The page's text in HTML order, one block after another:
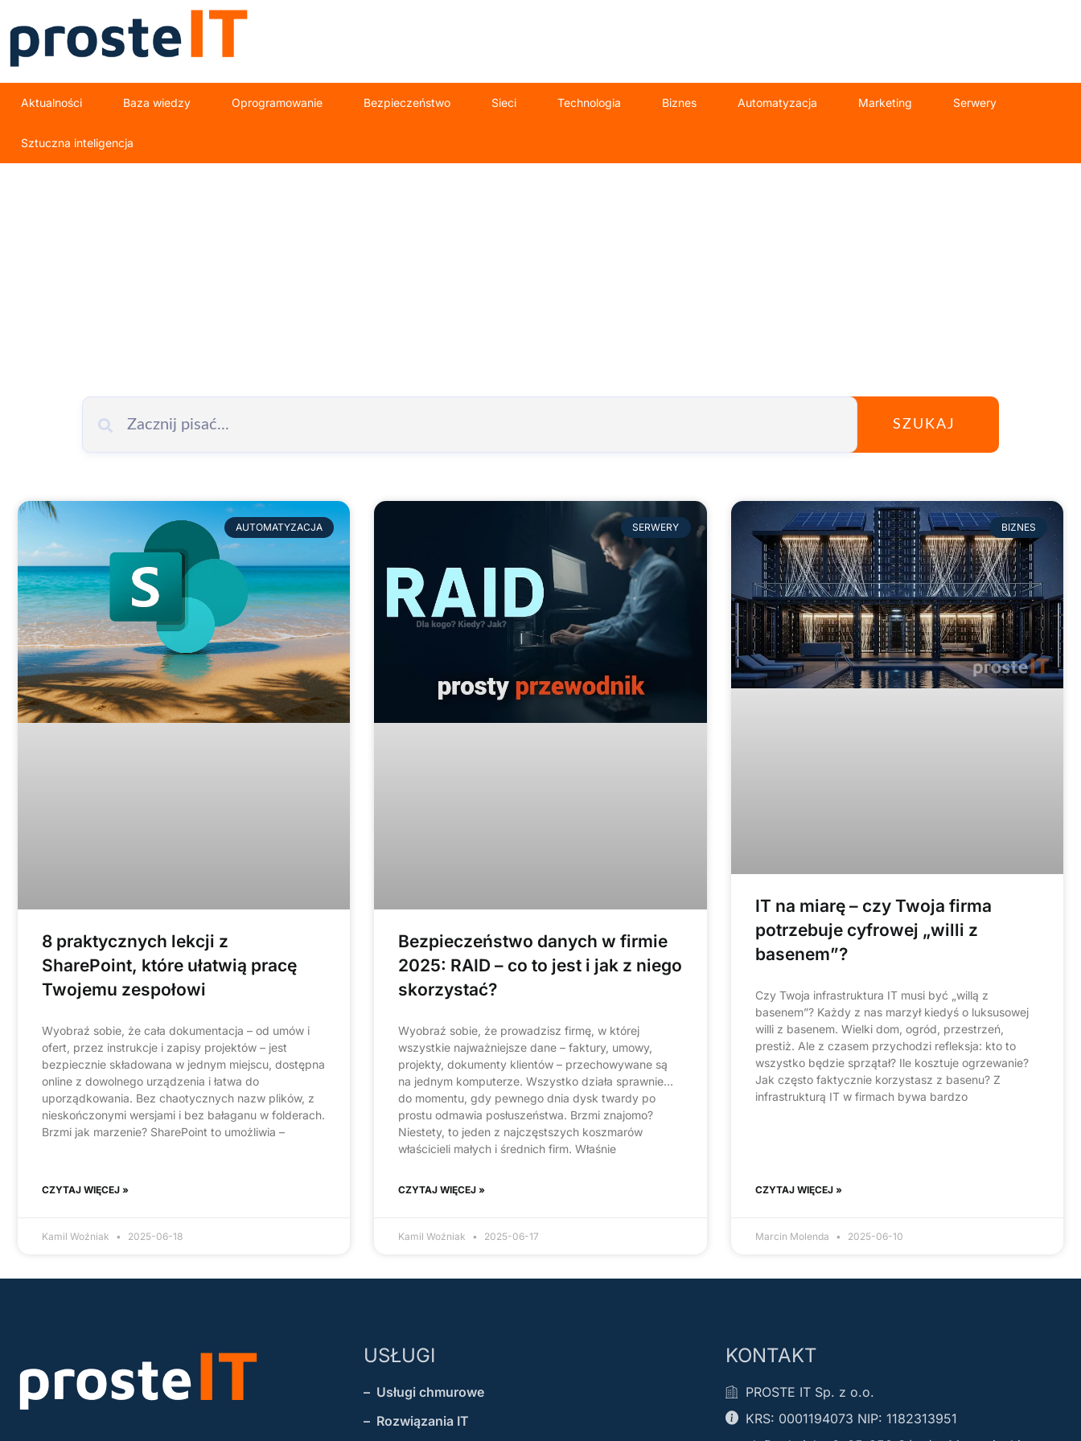
Aktualności Baza wiedzy Oprogramowanie Bezpieczeństwo Sieci Technologia Biznes Automatyzacja Marketing Serwery
Sztuczna inteligencja
SZUKAJ
AUTOMATYZACJA
8 praktycznych lekcji z
SharePoint, które ułatwią pracę
Twojemu zespołowi
Wyobraź sobie, że cała dokumentacja – od umów i
ofert, przez instrukcje i zapisy projektów – jest
bezpiecznie składowana w jednym miejscu, dostępna
online z dowolnego urządzenia i łatwa do
uporządkowania. Bez chaotycznych nazw plików, z
nieskończonymi wersjami i bez bałaganu w folderach.
Brzmi jak marzenie? SharePoint to umożliwia –
CZYTAJ WIĘCEJ »
Kamil Woźniak 2025-06-18
SERWERY
Bezpieczeństwo danych w firmie
2025: RAID – co to jest i jak z niego
skorzystać?
Wyobraź sobie, że prowadzisz firmę, w której
wszystkie najważniejsze dane – faktury, umowy,
projekty, dokumenty klientów – przechowywane są
na jednym komputerze. Wszystko działa sprawnie…
do momentu, gdy pewnego dnia dysk twardy po
prostu odmawia posłuszeństwa. Brzmi znajomo?
Niestety, to jeden z najczęstszych koszmarów
właścicieli małych i średnich firm. Właśnie
CZYTAJ WIĘCEJ »
Kamil Woźniak 2025-06-17
BIZNES
IT na miarę – czy Twoja firma
potrzebuje cyfrowej „willi z
basenem”?
Czy Twoja infrastruktura IT musi być „willą z
basenem”? Każdy z nas marzył kiedyś o luksusowej
willi z basenem. Wielki dom, ogród, przestrzeń,
prestiż. Ale z czasem przychodzi refleksja: kto to
wszystko będzie sprzątał? Ile kosztuje ogrzewanie?
Jak często faktycznie korzystasz z basenu? Z
infrastrukturą IT w firmach bywa bardzo
CZYTAJ WIĘCEJ »
Marcin Molenda 2025-06-10
USŁUGI
– Usługi chmurowe
– Rozwiązania IT
KONTAKT
PROSTE IT Sp. z o.o.
KRS: 0001194073 NIP: 1182313951